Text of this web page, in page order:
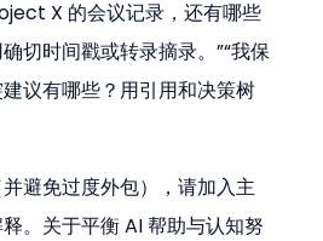
X 的会议记录，还有哪些
切时间戳或转录摘录。”“我保
议有哪些？用引用和决策树
避免过度外包），请加入主
。关于平衡 AI 帮助与认知努